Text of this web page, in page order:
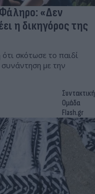
«Δεν
η δικηγόρος της
σκότωσε το παιδί
με την
Συντακτική
Ομάδα
Flash.gr